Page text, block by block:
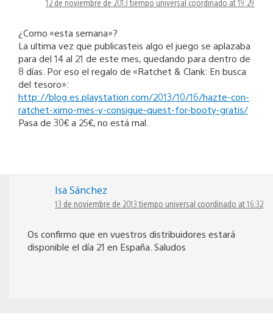
12 de noviembre de 2013 tiempo universal coordinado at 19:29
¿Como «esta semana»?
La ultima vez que publicasteis algo el juego se aplazaba
para del 14 al 21 de este mes, quedando para dentro de
8 días. Por eso el regalo de «Ratchet & Clank: En busca
del tesoro»:
http://blog.es.playstation.com/2013/10/16/hazte-con-
ratchet-ximo-mes-y​-consigue-quest-for-booty-gratis/
Pasa de 30€ a 25€, no está mal.
Isa Sánchez
13 de noviembre de 2013 tiempo universal coordinado at 16:32
Os confirmo que en vuestros distribuidores estará
disponible el día 21 en España. Saludos